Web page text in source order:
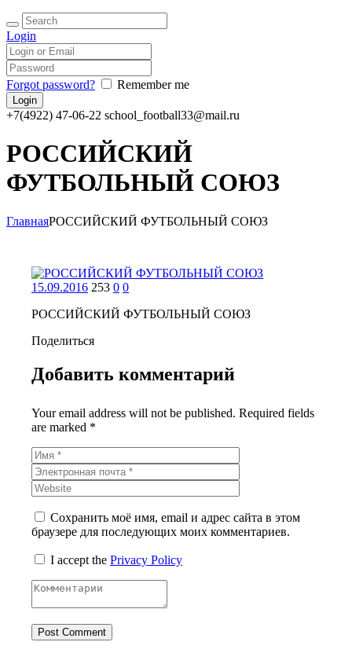
Login
Forgot password? Remember me
+7(4922) 47-06-22 school_football33@mail.ru
РОССИЙСКИЙ
ФУТБОЛЬНЫЙ СОЮЗ
ГлавнаяРОССИЙСКИЙ ФУТБОЛЬНЫЙ СОЮЗ
15.09.2016 253 0 0
РОССИЙСКИЙ ФУТБОЛЬНЫЙ СОЮЗ
Поделиться
Добавить комментарий
Your email address will not be published. Required fields
are marked *
Сохранить моё имя, email и адрес сайта в этом
браузере для последующих моих комментариев.
I accept the Privacy Policy